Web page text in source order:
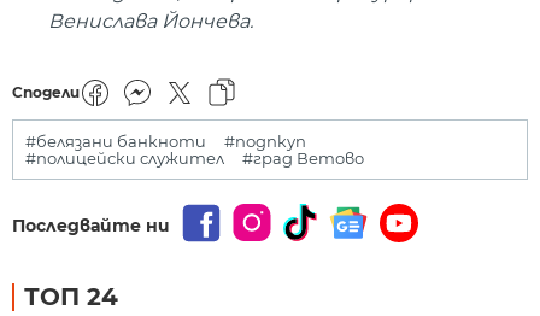
Венислава Йончева.
Сподели
#белязани банкноти
#подпкуп
#полицейски служител
#град Ветово
Последвайте ни
ТОП 24